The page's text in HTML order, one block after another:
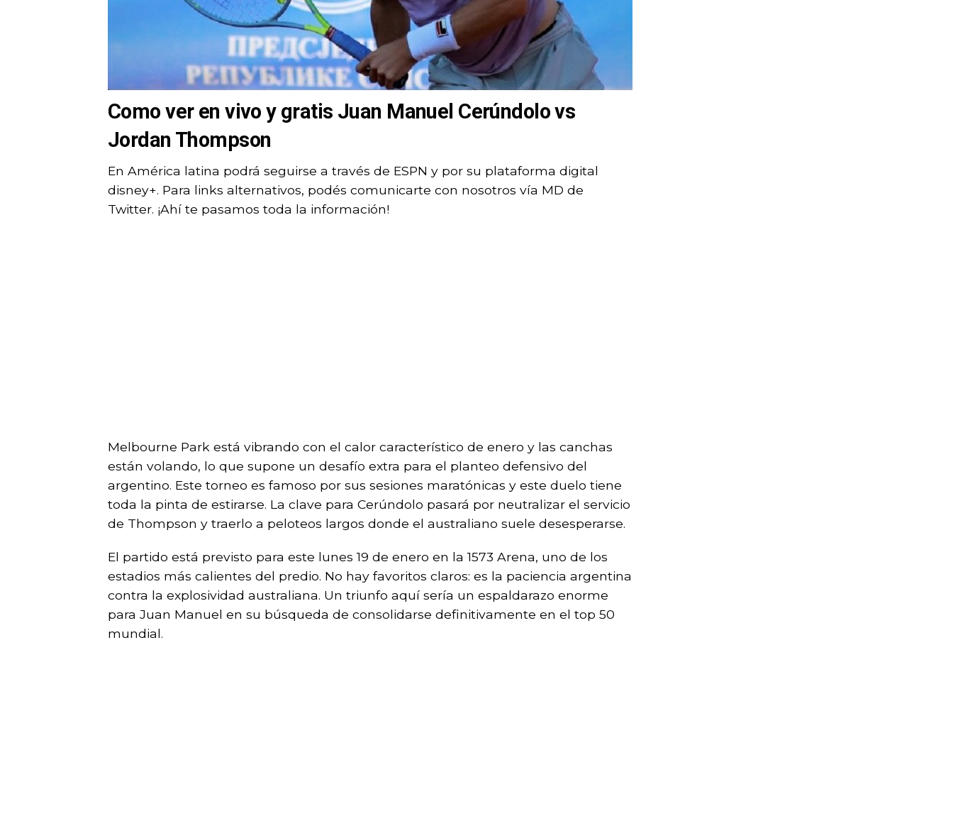
Como ver en vivo y gratis Juan Manuel Cerúndolo vs
Jordan Thompson
En América latina podrá seguirse a través de ESPN y por su plataforma digital
disney+. Para links alternativos, podés comunicarte con nosotros vía MD de
Twitter. ¡Ahí te pasamos toda la información!
Melbourne Park está vibrando con el calor característico de enero y las canchas
están volando, lo que supone un desafío extra para el planteo defensivo del
argentino. Este torneo es famoso por sus sesiones maratónicas y este duelo tiene
toda la pinta de estirarse. La clave para Cerúndolo pasará por neutralizar el servicio
de Thompson y traerlo a peloteos largos donde el australiano suele desesperarse.
El partido está previsto para este lunes 19 de enero en la 1573 Arena, uno de los
estadios más calientes del predio. No hay favoritos claros: es la paciencia argentina
contra la explosividad australiana. Un triunfo aquí sería un espaldarazo enorme
para Juan Manuel en su búsqueda de consolidarse definitivamente en el top 50
mundial.